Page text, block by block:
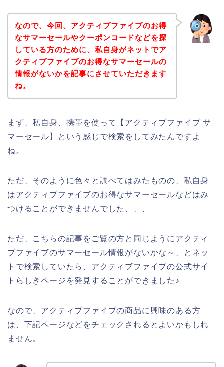
なので、今回、アクティブファイブのお得
なサマーセールやクーポンコードなどを探
している方のために、私自身がネットでア
クティブファイブのお得なサマーセールの
情報がないかを記事にさせていただきます
ね。
まず、私自身、携帯を使って【アクティブファイブ サ
マーセール】という感じで検索をしてみたんですよ
ね。
ただ、そのように色々と調べてはみたものの、私自身
はアクティブファイブのお得なサマーセールなどはみ
つけることができませんでした、、、
ただ、こちらの記事をご覧の方と同じようにアクティ
ブファイブのサマーセール情報がないかな～、とネッ
トで検索していたら、アクティブファイブの公式サイ
トらしきページを発見することができました♪
なので、アクティブファイブの商品に興味のある方
は、下記ページなどをチェックされるとよいかもしれ
ません。